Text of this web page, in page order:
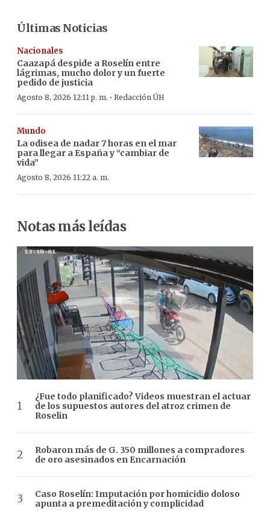
Últimas Noticias
Nacionales
Caazapá despide a Roselín entre
lágrimas, mucho dolor y un fuerte
pedido de justicia
Agosto 8, 2026 12:11 p. m. · Redacción ÚH
Mundo
La odisea de nadar 7 horas en el mar
para llegar a España y “cambiar de
vida”
Agosto 8, 2026 11:22 a. m.
Notas más leídas
¿Fue todo planificado? Videos muestran el actuar
de los supuestos autores del atroz crimen de
Roselin
Robaron más de G. 350 millones a compradores
de oro asesinados en Encarnación
Caso Roselín: Imputación por homicidio doloso
apunta a premeditación y complicidad